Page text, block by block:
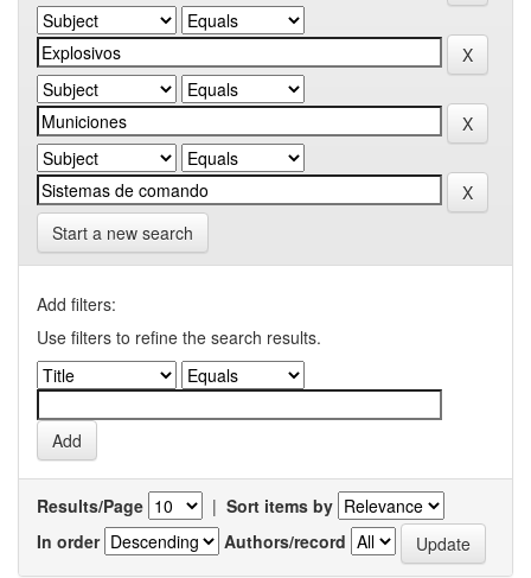
Start a new search
Add filters:
Use filters to refine the search results.
Results/Page | Sort items by
In order
Authors/record